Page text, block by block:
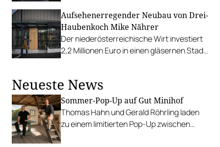
führen das Restaurant weiter.
Aufsehenerregender Neubau von Drei-
Haubenkoch Mike Nährer
Der niederösterreichische Wirt investiert
2,2 Millionen Euro in einen gläsernen Stadl
Neueste News
Sommer-Pop-Up auf Gut Minihof
Thomas Hahn und Gerald Röhrling laden
zu einem limitierten Pop-Up zwischen